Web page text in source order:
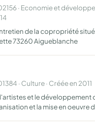
· Economie et
de la copropriété
73260 Aigueblanche
· Culture · Créée en 2011
et le développement
et la mise en oeuvre